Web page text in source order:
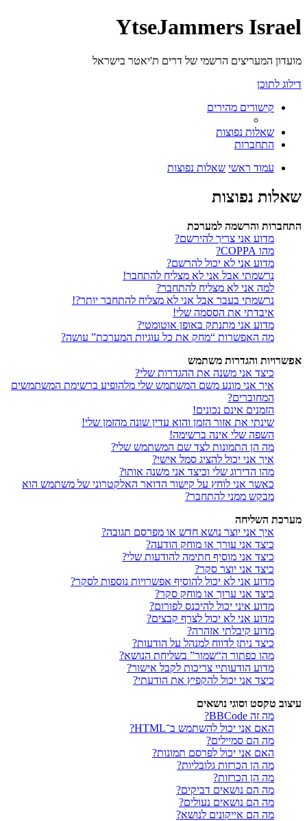
YtseJammers Israel
מועדון המעריצים הרשמי של דרים ת'יאטר בישראל
דילוג לתוכן
קישורים מהירים
שאלות נפוצות
התחברות
עמוד ראשי שאלות נפוצות
שאלות נפוצות
התחברות והרשמה למערכת
מדוע אני צריך להירשם?
מהו COPPA?
מדוע אני לא יכול להרשם?
נרשמתי אבל אני לא מצליח להתחבר!
למה אני לא מצליח להתחבר?
נרשמתי בעבר אבל אני לא מצליח להתחבר יותר?!
איבדתי את הססמה שלי!
מדוע אני מתנתק באופן אוטומטי?
מה האפשרות “מחק את כל עוגיות המערכת” עושה?
אפשרויות והגדרות משתמש
כיצד אני משנה את ההגדרות שלי?
איך אני מונע משם המשתמש שלי מלהופיע ברשימת המשתמשים
המחוברים?
הזמנים אינם נכונים!
שינתי את אזור הזמן והוא עדין שונה מהזמן שלי!
השפה שלי אינה ברשימה!
מה הן התמונות לצד שם המשתמש שלי?
איך אני יכול להציג סמל אישי?
מהו הדירוג שלי וכיצד אני משנה אותו?
כאשר אני לוחץ על קישור הדואר האלקטרוני של משתמש הוא
מבקש ממני להתחבר?
מערכת השליחה
איך אני יוצר נושא חדש או מפרסם תגובה?
כיצד אני עורך או מוחק הודעה?
כיצד אני מוסיף חתימה להודעות שלי?
כיצד אני יוצר סקר?
מדוע אני לא יכול להוסיף אפשרויות נוספות לסקר?
כיצד אני ערוך או מוחק סקר?
מדוע איני יכול להיכנס לפורום?
מדוע אני לא יכול לצרף קבצים?
מדוע קיבלתי אזהרה?
כיצד ניתן לדווח למנהל על הודעות?
מהו כפתור ה“שמור” בשליחת הנושא?
מדוע הודעותיי צריכות לקבל אישור?
כיצד אני יכול להקפיץ את הודעתי?
עיצוב טקסט וסוגי נושאים
מה זה BBCode?
האם אני יכול להשתמש ב־HTML?
מה הם סמיילים?
האם אני יכול לפרסם תמונות?
מה הן הכרזות גלובליות?
מה הן הכרזות?
מה הם נושאים דביקים?
מה הם נושאים נעולים?
מה הם אייקונים לנושא?